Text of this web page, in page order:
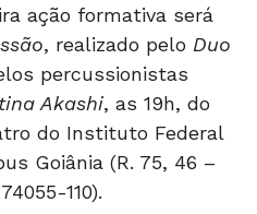
ação formativa será
, realizado pelo Duo
percussionistas
Akashi, as 19h, do
do Instituto Federal
Goiânia (R. 75, 46 –
110).